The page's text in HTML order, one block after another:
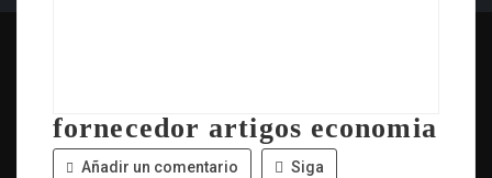
fornecedor artigos economia
Añadir un comentario Siga